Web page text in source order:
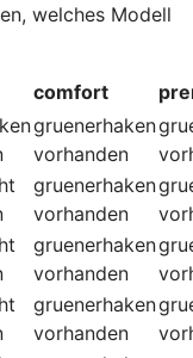
welches Modell
comfort
gruenerhaken
vorhanden
gruenerhaken
vorhanden
gruenerhaken
vorhanden
gruenerhaken
vorhanden